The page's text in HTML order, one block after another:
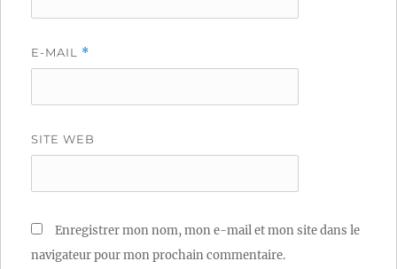
E-MAIL *
SITE WEB
Enregistrer mon nom, mon e-mail et mon site dans le
navigateur pour mon prochain commentaire.